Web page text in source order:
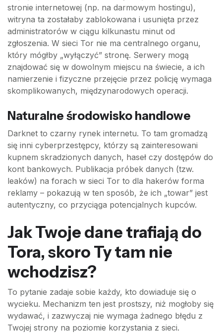
stronie internetowej (np. na darmowym hostingu),
witryna ta zostałaby zablokowana i usunięta przez
administratorów w ciągu kilkunastu minut od
zgłoszenia. W sieci Tor nie ma centralnego organu,
który mógłby „wyłączyć” stronę. Serwery mogą
znajdować się w dowolnym miejscu na świecie, a ich
namierzenie i fizyczne przejęcie przez policję wymaga
skomplikowanych, międzynarodowych operacji.
Naturalne środowisko handlowe
Darknet to czarny rynek internetu. To tam gromadzą
się inni cyberprzestępcy, którzy są zainteresowani
kupnem skradzionych danych, haseł czy dostępów do
kont bankowych. Publikacja próbek danych (tzw.
leaków) na forach w sieci Tor to dla hakerów forma
reklamy – pokazują w ten sposób, że ich „towar” jest
autentyczny, co przyciąga potencjalnych kupców.
Jak Twoje dane trafiają do
Tora, skoro Ty tam nie
wchodzisz?
To pytanie zadaje sobie każdy, kto dowiaduje się o
wycieku. Mechanizm ten jest prostszy, niż mogłoby się
wydawać, i zazwyczaj nie wymaga żadnego błędu z
Twojej strony na poziomie korzystania z sieci.